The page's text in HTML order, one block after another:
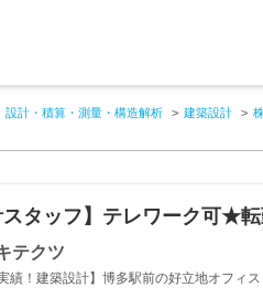
設計・積算・測量・構造解析 建築設計
スタッフ】テレワーク可★
テクツ
績！建築設計】博多駅前の好立地オフィス